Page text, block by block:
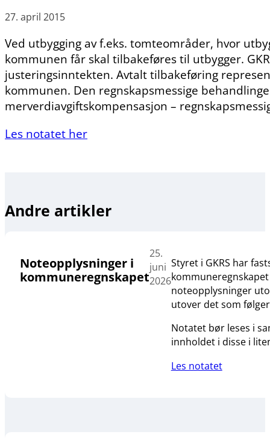
27. april 2015
Ved utbygging av f.eks. tomteområder, hvor
kommunen får skal tilbakeføres til utbygger.
justeringsinntekten. Avtalt tilbakeføring
kommunen. Den regnskapsmessige
merverdiavgiftskompensasjon –
Les notatet her
Andre artikler
Noteopplysninger i
kommuneregnskapet
25.
juni
2026
Styret i GKRS har
noteopplysninger
utover det som
Notatet bør leses i
innholdet i disse i
Les notatet